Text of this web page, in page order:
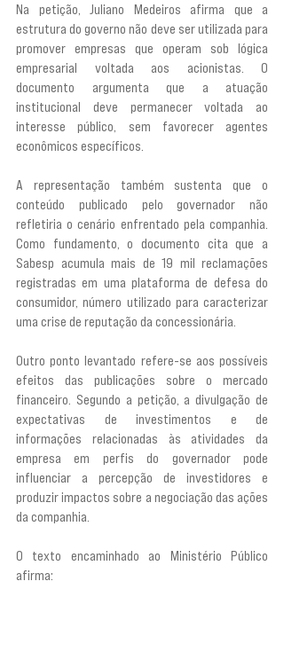
Na petição, Juliano Medeiros afirma que a
estrutura do governo não deve ser utilizada para
promover empresas que operam sob lógica
empresarial voltada aos acionistas. O
documento argumenta que a atuação
institucional deve permanecer voltada ao
interesse público, sem favorecer agentes
econômicos específicos.
A representação também sustenta que o
conteúdo publicado pelo governador não
refletiria o cenário enfrentado pela companhia.
Como fundamento, o documento cita que a
Sabesp acumula mais de 19 mil reclamações
registradas em uma plataforma de defesa do
consumidor, número utilizado para caracterizar
uma crise de reputação da concessionária.
Outro ponto levantado refere-se aos possíveis
efeitos das publicações sobre o mercado
financeiro. Segundo a petição, a divulgação de
expectativas de investimentos e de
informações relacionadas às atividades da
empresa em perfis do governador pode
influenciar a percepção de investidores e
produzir impactos sobre a negociação das ações
da companhia.
O texto encaminhado ao Ministério Público
afirma: